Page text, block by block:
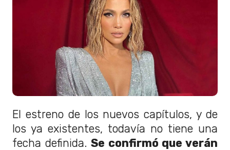
El estreno de los nuevos capítulos, y de
los ya existentes, todavía no tiene una
fecha definida.Se confirmó que verán